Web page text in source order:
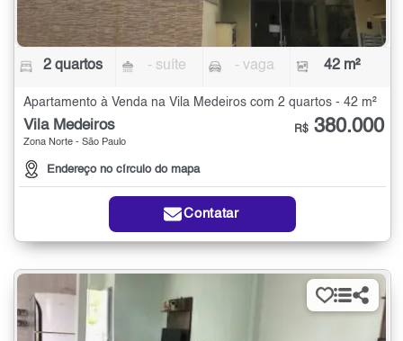
2 quartos - suíte - vaga 42 m²
Apartamento à Venda na Vila Medeiros com 2 quartos - 42 m²
Vila Medeiros
Zona Norte - São Paulo
Endereço no círculo do mapa
R$ 380.000
Contatar